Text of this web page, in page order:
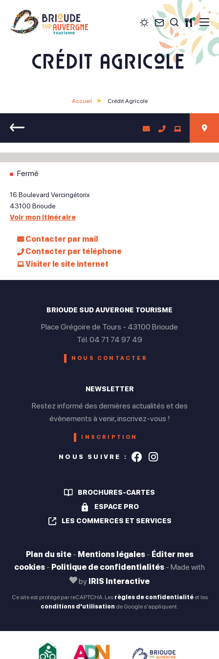
MétéoContact
Je
Crédit Agricole
Accueil Crédit Agricole
Retour
Fermé
16 Boulevard Vercingétorix
43100 Brioude
Voir mon itinéraire
Contacter par mail
Contacter par téléphone
Visiter le site internet
BRIOUDE SUD AUVERGNE TOURISME
Place Grégoire de Tours - 43100 Brioude
Tél. 04 71 74 97 49
NOUS CONTACTER
NEWSLETTER
Restez informé des dernières actualités et des
évènements à venir, inscrivez-vous !
INSCRIPTION
NOUS SUIVRE : Suivez-nous
Suivez-
BROCHURES-CARTES
ESPACE PRO
LES COMMERCES ET SERVICES
Plan du site - Mentions légales - Éditer mes
cookies - Politique de confidentialités - Made with
by IRIS Interactive
Ce site est protégé par reCAPTCHA. Les règles de confidentialitéet les
conditions d'utilisation de Google s'appliquent.